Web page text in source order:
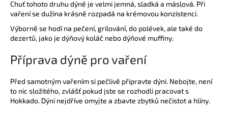
Chuť tohoto druhu dýně je velmi jemná, sladká a máslová. Při
vaření se dužina krásně rozpadá na krémovou konzistenci.
Výborně se hodí na pečení, grilování, do polévek, ale také do
dezertů, jako je dýňový koláč nebo dýňové muffiny.
Příprava dýně pro vaření
Před samotným vařením si pečlivě připravte dýni. Nebojte, není
to nic složitého, zvlášť pokud jste se rozhodli pracovat s
Hokkado. Dýni nejdříve omyjte a zbavte zbytků nečistot a hlíny.